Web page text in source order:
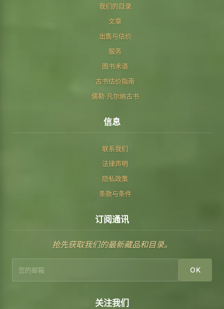
我们的目录
文章
出售与估价
服务
图书术语
古书估价指南
儒勒·凡尔纳古书
信息
联系我们
法律声明
隐私政策
条款与条件
订阅通讯
抢先获取我们的最新藏品和目录。
OK
关注我们